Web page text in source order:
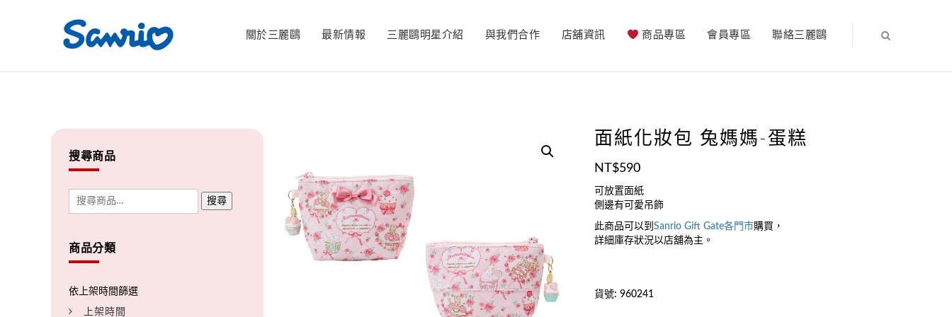
關於三麗鷗 最新情報 三麗鷗明星介紹 與我們合作 店舖資訊 商品專區 會員專區 聯絡三麗鷗
面紙化妝包 兔媽媽-蛋糕
NT$590
可放置面紙
側邊有可愛吊飾
此商品可以到Sanrio Gift Gate各門市 購買，
詳細庫存狀況以店舖為主。
貨號:960241
搜尋商品
搜尋
商品分類
上架時間